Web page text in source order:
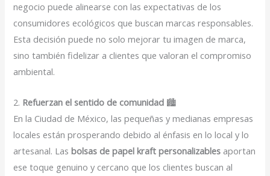
negocio puede alinearse con las expectativas de los
consumidores ecológicos que buscan marcas responsables.
Esta decisión puede no solo mejorar tu imagen de marca,
sino también fidelizar a clientes que valoran el compromiso
ambiental.
2. Refuerzan el sentido de comunidad 🏙️
En la Ciudad de México, las pequeñas y medianas empresas
locales están prosperando debido al énfasis en lo local y lo
artesanal. Lasbolsas de papel kraft personalizables aportan
ese toque genuino y cercano que los clientes buscan al